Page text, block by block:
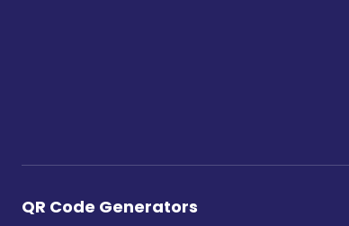
QR Code Generators